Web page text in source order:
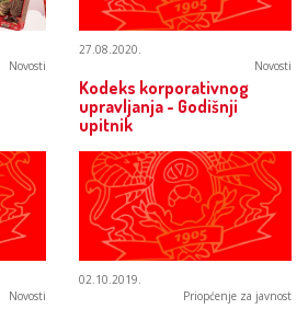
Novosti
27.08.2020.
Novosti
Kodeks korporativnog
upravljanja - Godišnji
upitnik
Novosti
02.10.2019.
Priopćenje za javnost